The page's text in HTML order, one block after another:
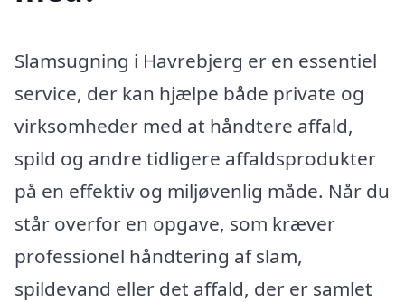
Slamsugning i Havrebjerg er en essentiel
service, der kan hjælpe både private og
virksomheder med at håndtere affald,
spild og andre tidligere affaldsprodukter
på en effektiv og miljøvenlig måde. Når du
står overfor en opgave, som kræver
professionel håndtering af slam,
spildevand eller det affald, der er samlet